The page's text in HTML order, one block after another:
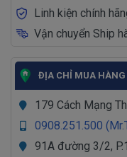
Linh kiện chính
Vận chuyển Ship
ĐỊA CHỈ MUA HÀNG
179 Cách Mạng
0908.251.500
91A đường 3/2,